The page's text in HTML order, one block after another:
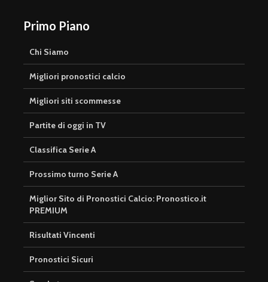
Primo Piano
Chi Siamo
Migliori pronostici calcio
Migliori siti scommesse
Partite di oggi in TV
Classifica Serie A
Prossimo turno Serie A
Miglior Sito di Pronostici Calcio: Pronostico.it
PREMIUM
Risultati Vincenti
Pronostici Sicuri